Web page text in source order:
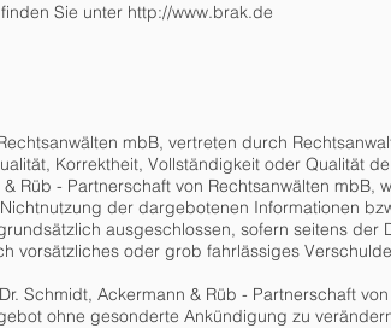
Sie unter http://www.brak.de
mbB, vertreten durch
Korrektheit, Vollständigkeit oder Qualität
Rüb - Partnerschaft von Rechtsanwälten mbB,
der dargebotenen Informationen
ausgeschlossen, sofern seitens der
vorsätzliches oder grob fahrlässiges
Schmidt, Ackermann & Rüb - Partnerschaft
ohne gesonderte Ankündigung zu